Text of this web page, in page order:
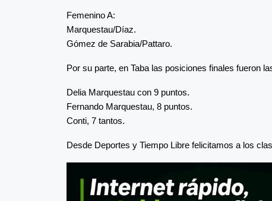
Femenino A:
Marquestau/Díaz.
Gómez de Sarabia/Pattaro.
Por su parte, en Taba las posiciones finales fueron
Delia Marquestau con 9 puntos.
Fernando Marquestau, 8 puntos.
Conti, 7 tantos.
Desde Deportes y Tiempo Libre felicitamos a los